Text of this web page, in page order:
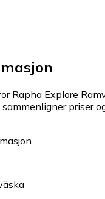
Rapha Explore
sammenligner priser